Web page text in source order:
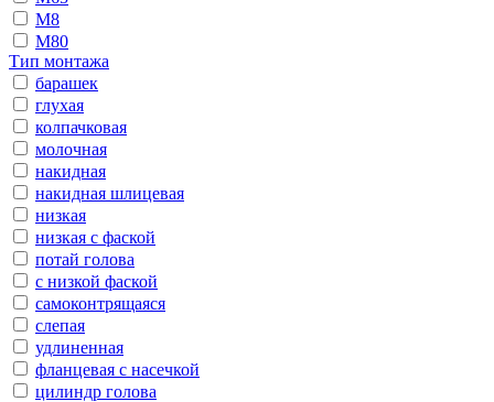
М8
М80
Тип монтажа
барашек
глухая
колпачковая
молочная
накидная
накидная шлицевая
низкая
низкая с фаской
потай голова
с низкой фаской
самоконтрящаяся
слепая
удлиненная
фланцевая с насечкой
цилиндр голова